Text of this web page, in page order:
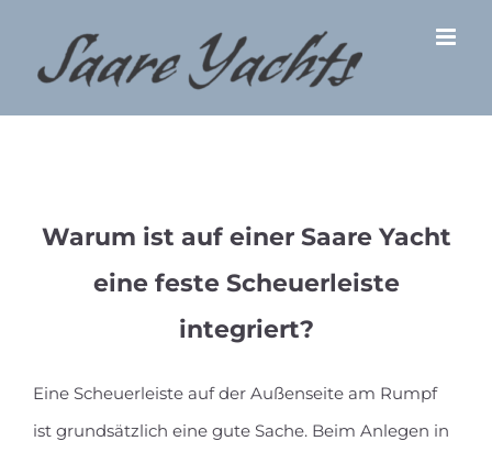
Warum ist auf einer Saare Yacht
eine feste Scheuerleiste
integriert?
Eine Scheuerleiste auf der Außenseite am Rumpf
ist grundsätzlich eine gute Sache. Beim Anlegen in